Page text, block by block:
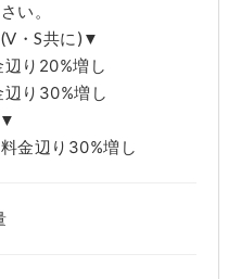
ケハウスの写真は弊社担当者が、
設備・什器・内装・家具・備品等
とさせていただきます。ご了承く
用中に発生した不測の事故や、天
騒音等で使用者側に生じた人・
一切の責任を負えませんので予め
い。
・S共に)▼
り20%増し
り30%増し
金辺り30%増し